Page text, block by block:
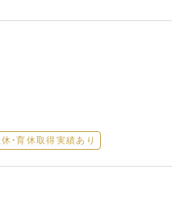
休・育休取得実績あり